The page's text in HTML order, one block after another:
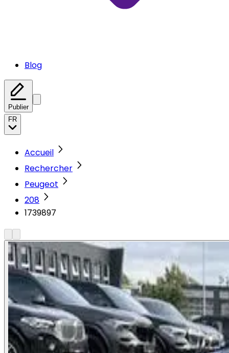
Blog
Publier
FR
Accueil
Rechercher
Peugeot
208
1739897